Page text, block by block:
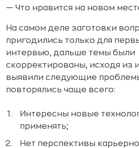
— Что нравится на новом
На самом деле заготовки
пригодились только для
интервью, дальше темы были
скорректированы, исходя из
выявили следующие
повторялись чаще всего:
Интересны новые
применять;
Нет перспективы